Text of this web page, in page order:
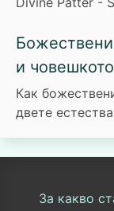
и
Как
двете
За какво